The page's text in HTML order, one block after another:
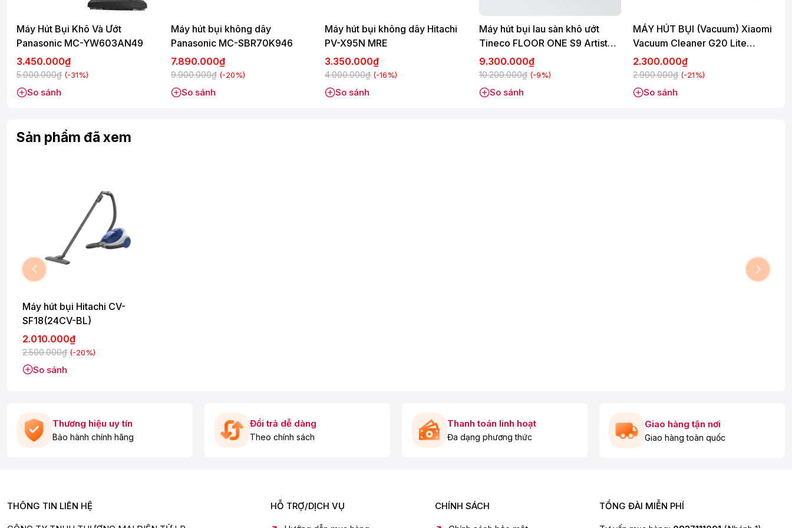
Dây điện siêu dài, thu gọn dễ dàng
Dây điện của chiếc máy hút bụi Hitachi này có thể kéo dài đến 5m giúp người dùng có thể di chuyển máy linh hoạt, làm sạch
mọi vị trí trong không gian rộng một cách thoải mái. Sau khi sử dụng, chế độ thu dây tự động giúp việc thu gọn dây điện cực
nhanh, cất giữ gọn gàng.
Máy Hút Bụi Khô Và Ướt
Panasonic MC-YW603AN49
3.450.000₫
5.000.000₫ (-31%)
So sánh
Máy hút bụi không dây
Panasonic MC-SBR70K946
7.890.000₫
9.900.000₫ (-20%)
So sánh
Máy hút bụi không dây Hitachi
PV-X95N MRE
3.350.000₫
4.000.000₫ (-16%)
So sánh
Máy hút bụi lau sàn khô ướt
Tineco FLOOR ONE S9 Artist
Prime
9.300.000₫
10.200.000₫ (-9%)
So sánh
MÁY HÚT BỤI (Vacuum) Xiaomi
Vacuum Cleaner G20 Lite
(BHR8195EU)
2.300.000₫
2.900.000₫ (-21%)
So sánh
Sản phẩm đã xem
Máy hút bụi Hitachi CV-
SF18(24CV-BL)
2.010.000₫
2.500.000₫ (-20%)
So sánh
Thương hiệu uy tín
Bảo hành chính hãng
Đổi trả dễ dàng
Theo chính sách
Thanh toán linh hoạt
Đa dạng phương thức
Giao hàng tận nơi
Giao hàng toàn quốc
THÔNG TIN LIÊN HỆ HỖ TRỢ/DỊCH VỤ CHÍNH SÁCH TỔNG ĐÀI MIỄN PHÍ